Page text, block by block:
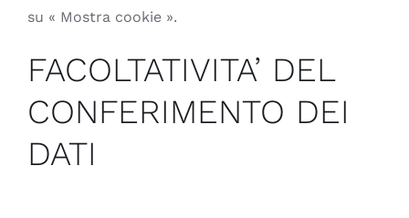
su « Mostra cookie ».
FACOLTATIVITA’ DEL
CONFERIMENTO DEI
DATI